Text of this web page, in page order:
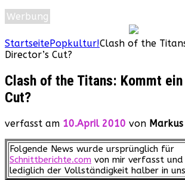
Werbung
StartseitePopkultur!Clash of the
Director’s Cut?
Clash of the Titans: Kommt ein
Cut?
verfasst am 10.April 2010 von
Folgende News wurde ursprünglich für
Schnittberichte.com von mir verfasst
lediglich der Vollständigkeit halber in